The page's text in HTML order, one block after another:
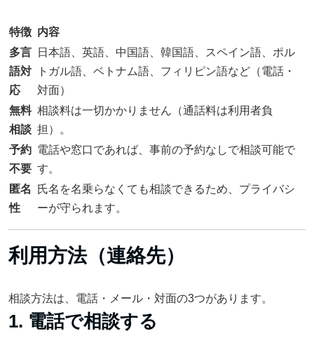
特徴 内容
多言
語対
応
日本語、英語、中国語、韓国語、スペイン語、ポル
トガル語、ベトナム語、フィリピン語など（電話・
対面）
無料
相談
相談料は一切かかりません（通話料は利用者負
担）。
予約
不要
電話や窓口であれば、事前の予約なしで相談可能で
す。
匿名
性
氏名を名乗らなくても相談できるため、プライバシ
ーが守られます。
利用方法（連絡先）
相談方法は、電話・メール・対面の3つがあります。
1. 電話で相談する